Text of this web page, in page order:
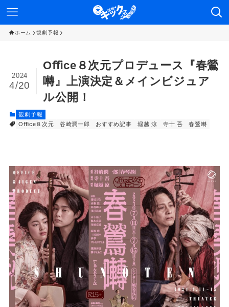
ホーム 観劇予報
Oﬃce８次元プロデュース『春鶯
囀』上演決定＆メインビジュア
ル公開！
2024
4/20
観劇予報
Oﬃce８次元
⾕崎潤⼀郎 おすすめ記事 堀越 涼 寺⼗ 吾 春鶯囀